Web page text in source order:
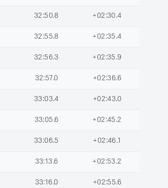
32:50.8 +02:30.4
32:55.8 +02:35.4
32:56.3 +02:35.9
32:57.0 +02:36.6
33:03.4 +02:43.0
33:05.6 +02:45.2
33:06.5 +02:46.1
33:13.6 +02:53.2
33:16.0 +02:55.6